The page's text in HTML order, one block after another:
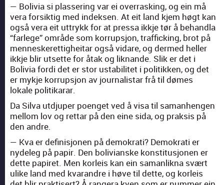
— Bolivia si plasser­ing var ei over­rask­ing, og ein må
vera for­sik­tig med indek­sen. At eit land kjem høgt kan
også vera eit uttrykk for at pres­sa ikkje tør å behand­la
“far­lege” område som kor­rup­sjon, traf­fick­ing, brot på
men­neskerettigheitar også vidare, og dermed heller
ikkje blir utsette for åtak og lik­nande. Slik er det i
Bolivia for­di det er stor usta­bilitet i poli­tikken, og det
er myk­je kor­rup­sjon av jour­nal­is­tar frå til dømes
lokale poli­tikarar.
Da Sil­va utd­ju­per poenget ved å visa til saman­hen­gen
mel­lom lov og ret­tar på den eine sida, og prak­sis på
den andre.
— Kva er defin­isjo­nen på demokrati? Demokrati er
nyde­leg på papir. Den boli­vianske kon­sti­tusjo­nen er
dette papiret. Men kor­leis kan ein saman­lik­na svært
ulike land med kvaran­dre i høve til dette, og kor­leis